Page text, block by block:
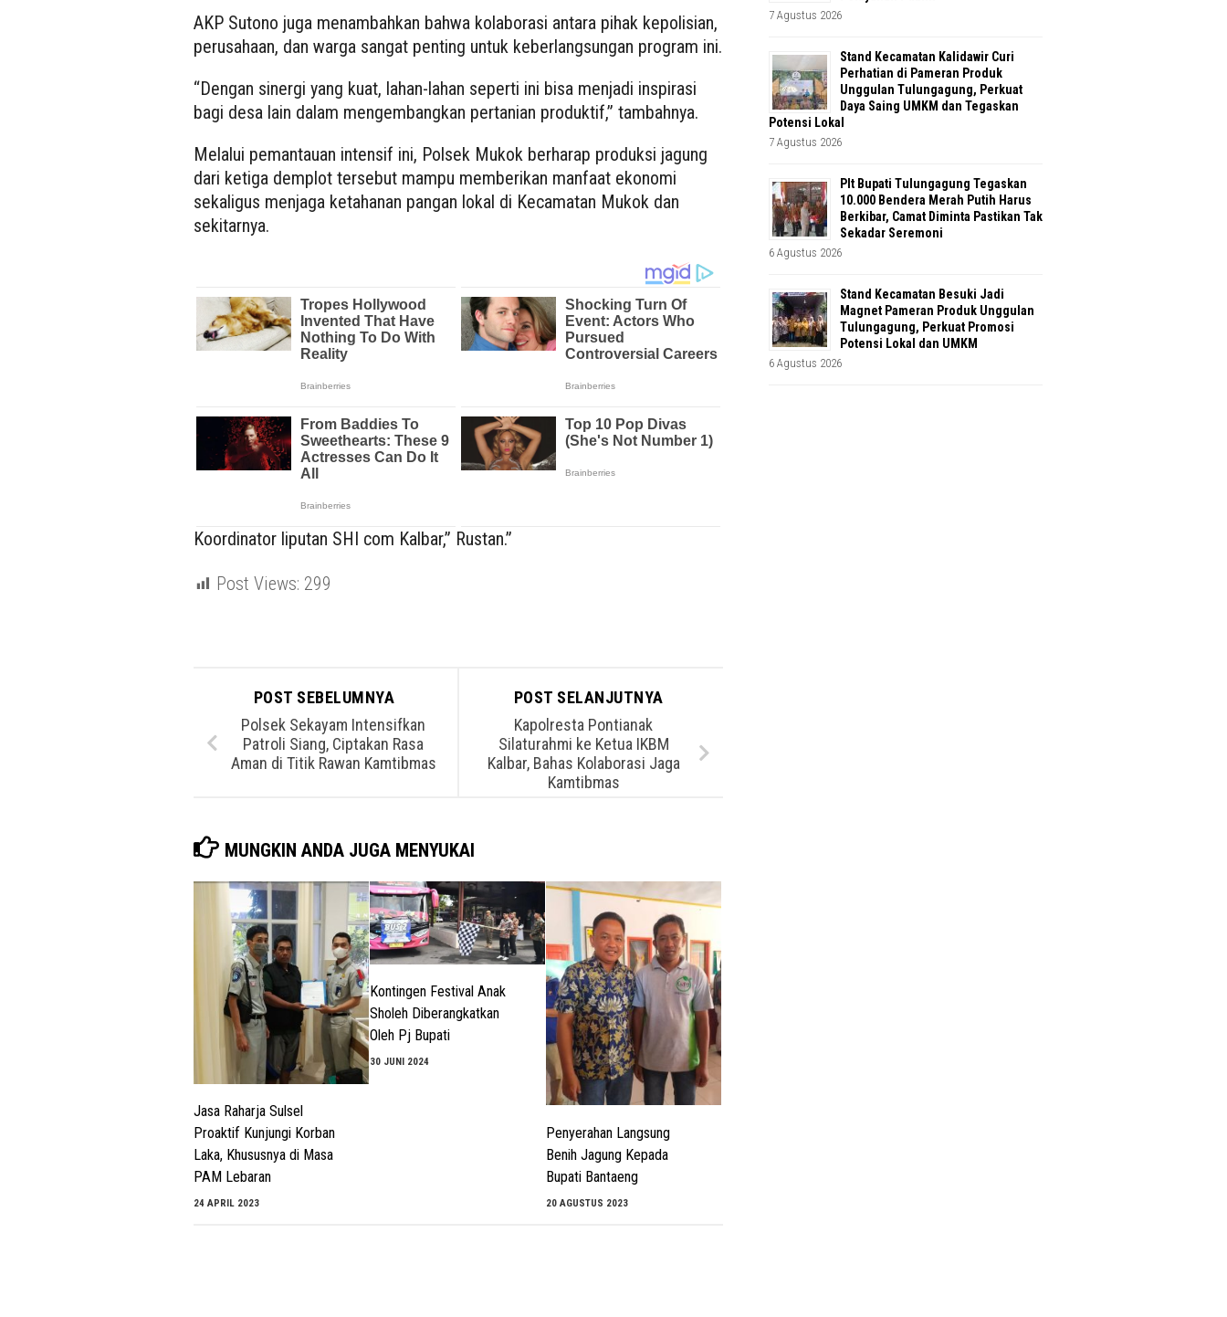
AKP Sutono juga menambahkan bahwa kolaborasi antara pihak kepolisian,
perusahaan, dan warga sangat penting untuk keberlangsungan program ini.
“Dengan sinergi yang kuat, lahan-lahan seperti ini bisa menjadi inspirasi
bagi desa lain dalam mengembangkan pertanian produktif,” tambahnya.
Melalui pemantauan intensif ini, Polsek Mukok berharap produksi jagung
dari ketiga demplot tersebut mampu memberikan manfaat ekonomi
sekaligus menjaga ketahanan pangan lokal di Kecamatan Mukok dan
sekitarnya.
Koordinator liputan SHI com Kalbar,” Rustan.”
Post Views: 299
POST SELANJUTNYA
Kapolresta Pontianak
Silaturahmi ke Ketua IKBM
Kalbar, Bahas Kolaborasi Jaga
Kamtibmas
POST SEBELUMNYA
Polsek Sekayam Intensifkan
Patroli Siang, Ciptakan Rasa
Aman di Titik Rawan Kamtibmas
MUNGKIN ANDA JUGA MENYUKAI
Jasa Raharja Sulsel
Proaktif Kunjungi Korban
Laka, Khususnya di Masa
PAM Lebaran
24 APRIL 2023
Kontingen Festival Anak
Sholeh Diberangkatkan
Oleh Pj Bupati
30 JUNI 2024
Penyerahan Langsung
Benih Jagung Kepada
Bupati Bantaeng
20 AGUSTUS 2023
7 Agustus 2026
Stand Kecamatan Kalidawir Curi
Perhatian di Pameran Produk
Unggulan Tulungagung, Perkuat
Daya Saing UMKM dan Tegaskan
Potensi Lokal
7 Agustus 2026
Plt Bupati Tulungagung Tegaskan
10.000 Bendera Merah Putih Harus
Berkibar, Camat Diminta Pastikan Tak
Sekadar Seremoni
6 Agustus 2026
Stand Kecamatan Besuki Jadi
Magnet Pameran Produk Unggulan
Tulungagung, Perkuat Promosi
Potensi Lokal dan UMKM
6 Agustus 2026